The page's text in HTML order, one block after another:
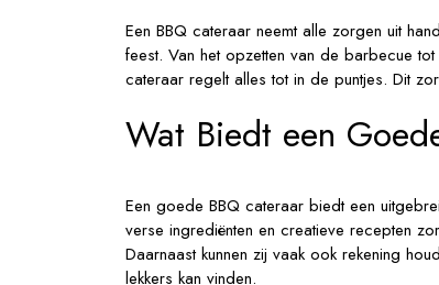
Een BBQ cateraar neemt alle zorgen uit
feest. Van het opzetten van de barbecue
cateraar regelt alles tot in de puntjes. Dit
Wat Biedt een
Een goede BBQ cateraar biedt een
verse ingrediënten en creatieve recepten
Daarnaast kunnen zij vaak ook rekening
lekkers kan vinden.